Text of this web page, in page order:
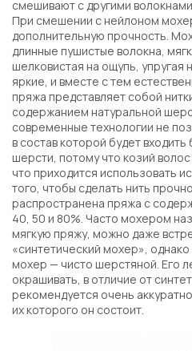
смешивают с другими
При смешении с нейлоном
дополнительную прочность.
длинные пушистые волокна,
шелковистая на ощупь, упругая
яркие, и вместе с тем
пряжа представляет собой
содержанием натуральной
современные технологии не
в состав которой будет
шерсти, потому что козий
что приходится использовать
того, чтобы сделать нить
распространена пряжа с
40, 50 и 80%. Часто мохером
мягкую пряжу, можно даже
«синтетический мохер»,
мохер — чисто шерстяной. Его
окрашивать, в отличие от
рекомендуется очень
их которого он состоит.